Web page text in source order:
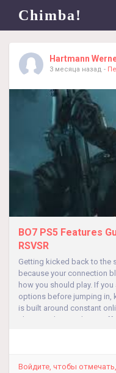
Chimba!
Hartmann
3 месяца назад -
BO7 PS5 Features
RSVSR
Getting kicked back to the
because your connection
how you should play. If
options before jumping in,
is built around constant
That one design choice
Войдите, чтобы